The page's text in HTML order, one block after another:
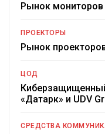
Рынок
ПРОЕКТОРЫ
Рынок
ЦОД
«Датарк» и UDV
СРЕДСТВА